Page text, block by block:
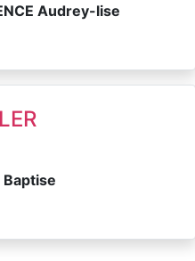
Audrey-lise
Baptise